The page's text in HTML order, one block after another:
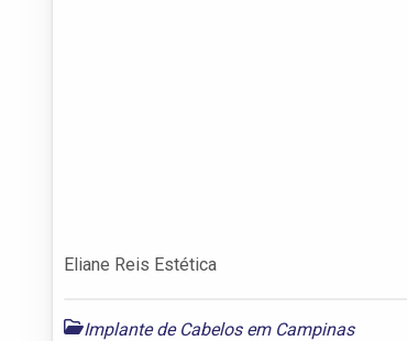
Eliane Reis Estética
Implante de Cabelos em Campinas